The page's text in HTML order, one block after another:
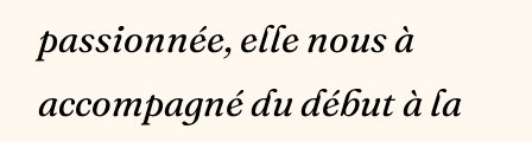
passionnée, elle nous à
accompagné du début à la